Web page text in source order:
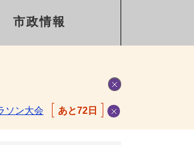
市政情報
ソン大会 あと72日